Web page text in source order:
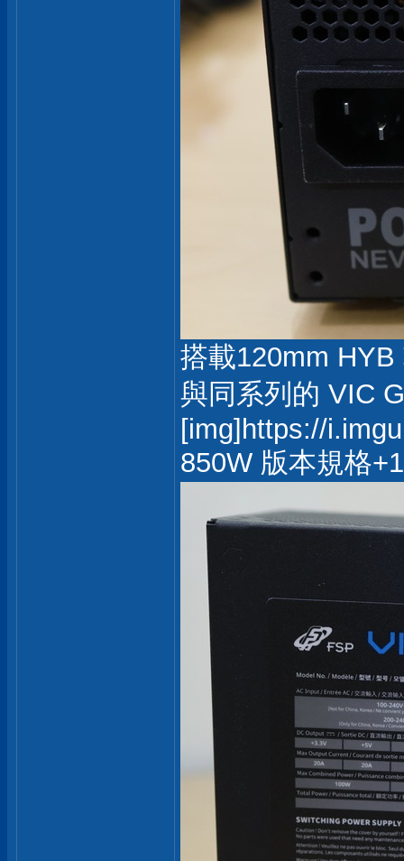
搭載120mm
與同系列的 VIC
[img]https://
850W 版本規格